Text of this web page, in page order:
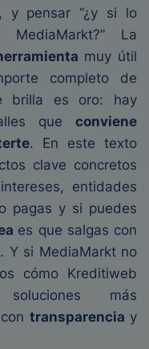
y pensar “¿y si lo
MediaMarkt?” La
muy útil
completo de
brilla es oro: hay
que conviene
. En este texto
clave concretos
entidades
pagas y si puedes
es que salgas con
Y si MediaMarkt no
cómo Kreditiweb
más
transparencia y